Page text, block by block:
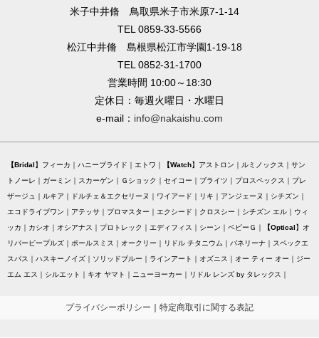
米子中井脩 鳥取県米子市米原7-1-14
TEL 0859-33-5566
松江中井脩 島根県松江市学園1-19-18
TEL 0852-31-1700
営業時間 10:00～18:30
定休日：毎週火曜日・水曜日
e-mail： info@nakaishu.com
Bridal フィーカ ハニーブライド エトワ Watch アストロン ルミノックス
サン
トノーレ
ガーミン スカーゲン Ｇショック セイコー ブライツ プロスペックス
プレ
ザージュ
ルキア ドルチェ＆エクセリーヌ ワイアード リキ アンジェーヌ
シチズン
エコドライブワン
アテッサ プロマスター エクシード クロスシー シチズン エル
ウィ
ッカ
カシオ オシアナス プロトレック エディフィス シーン ベビーＧ Optical
オ
リバーピープルズ
ポールスミス オークリー リドル チタニウム バネリーナ
スペックエ
スパス
ハスキーノイズ ソリッドブルー ラインアート オズニス オー ティー オー
ジー
エム エス
シルエット キオ ヤマト ニューヨーカー リドル レンズ by タレックス
プライバシーポリシー 特定商取引に関する表記